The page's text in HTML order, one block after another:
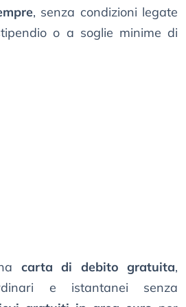
, senza condizioni legate
o a soglie minime di
carta di debito gratuita,
e istantanei senza